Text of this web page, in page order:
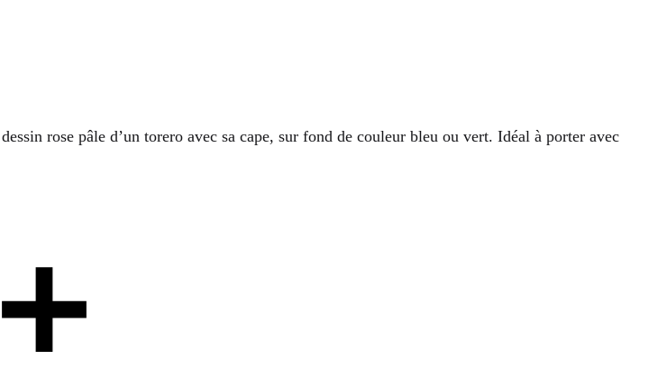
rose pâle d’un torero avec sa cape, sur fond de couleur bleu ou vert. Idéal à porter avec